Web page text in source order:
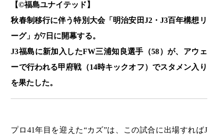
【©️福島ユナイテッド】
秋春制移行に伴う特別大会「明治安田J2・J3百年構想リ
ーグ」が7日に開幕する。
J3福島に新加入したFW三浦知良選手（58）が、アウェ
ーで行われる甲府戦（14時キックオフ）でスタメン入り
を果たした。
プロ41年目を迎えた“カズ”は、この試合に出場すればJ